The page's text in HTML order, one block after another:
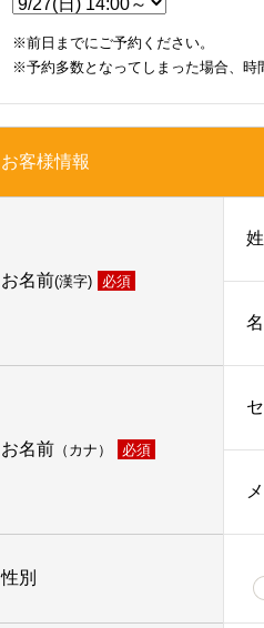
※前日までにご予約ください。
※予約多数となってしまった場合、時
お客様情報
お名前(漢字) 必須
姓
名
お名前 （カナ） 必須
性別